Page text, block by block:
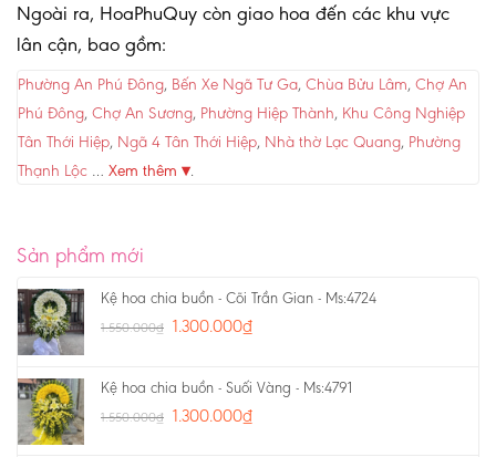
Ngoài ra, HoaPhuQuy còn giao hoa đến các khu vực
lân cận, bao gồm:
Phường An Phú Đông, Bến Xe Ngã Tư Ga, Chùa Bửu Lâm, Chợ An
Phú Đông, Chợ An Sương, Phường Hiệp Thành, Khu Công Nghiệp
Tân Thới Hiệp, Ngã 4 Tân Thới Hiệp, Nhà thờ Lạc Quang, Phường
Thạnh Lộc … Xem thêm ▾.
Sản phẩm mới
Kệ hoa chia buồn - Cõi Trần Gian - Ms:4724
1.550.000₫ 1.300.000₫
Kệ hoa chia buồn - Suối Vàng - Ms:4791
1.550.000₫ 1.300.000₫